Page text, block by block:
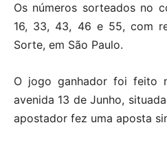
Os números sorteados no
16, 33, 43, 46 e 55, com
Sorte, em São Paulo.
O jogo ganhador foi feito
avenida 13 de Junho,
apostador fez uma aposta